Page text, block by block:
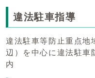
違法駐車指導
違法駐車等防止重点地
辺）を中心に違法駐車
内